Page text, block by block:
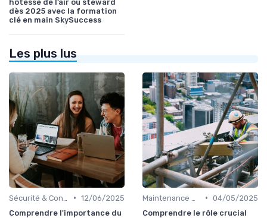
hôtesse de l’air ou steward
dès 2025 avec la formation
clé en main SkySuccess
Les plus lus
• 12/06/2025
Comprendre l'importance du
• 04/05/2025
Comprendre le rôle crucial